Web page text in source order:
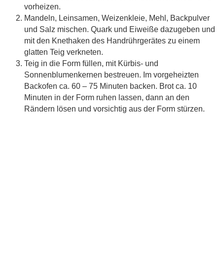
vorheizen.
Mandeln, Leinsamen, Weizenkleie, Mehl, Backpulver
und Salz mischen. Quark und Eiweiße dazugeben und
mit den Knethaken des Handrührgerätes zu einem
glatten Teig verkneten.
Teig in die Form füllen, mit Kürbis- und
Sonnenblumenkernen bestreuen. Im vorgeheizten
Backofen ca. 60 – 75 Minuten backen. Brot ca. 10
Minuten in der Form ruhen lassen, dann an den
Rändern lösen und vorsichtig aus der Form stürzen.